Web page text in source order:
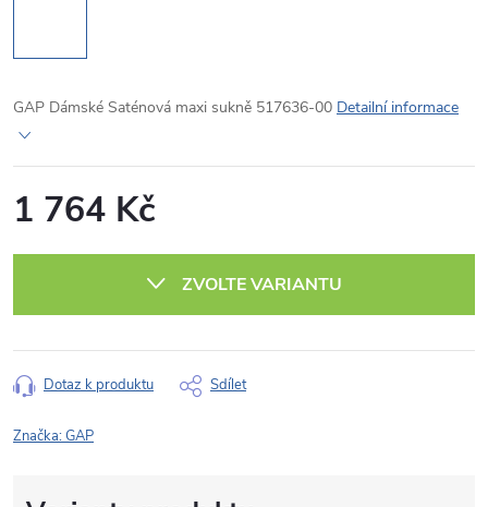
GAP Dámské Saténová maxi sukně 517636-00 Detailní informace
1 764 Kč
ZVOLTE VARIANTU
Dotaz k produktu Sdílet
Značka:GAP